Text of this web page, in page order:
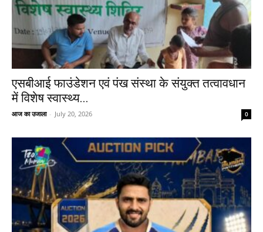
एसबीआई फाउंडेशन एवं पंख संस्था के संयुक्त तत्वावधान
में विशेष स्वास्थ्य...
आज का उजाला - July 20, 2026 0